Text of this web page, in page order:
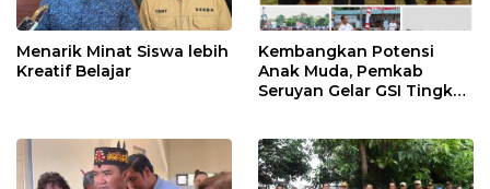
Menarik Minat Siswa lebih
Kreatif Belajar
Kembangkan Potensi
Anak Muda, Pemkab
Seruyan Gelar GSI Tingkat